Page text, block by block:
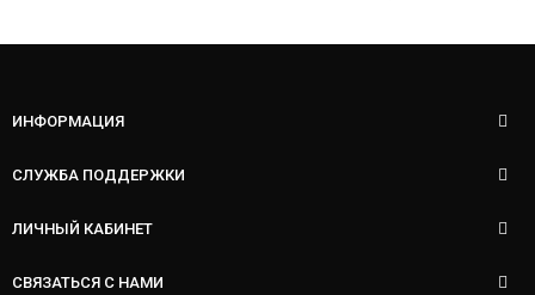
ИНФОРМАЦИЯ
СЛУЖБА ПОДДЕРЖКИ
ЛИЧНЫЙ КАБИНЕТ
СВЯЗАТЬСЯ С НАМИ